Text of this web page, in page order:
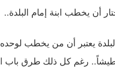
أن يخطب ابنة إمام البلدة..
يعتبر أن من يخطب لوحده
رغم كل ذلك طرق باب